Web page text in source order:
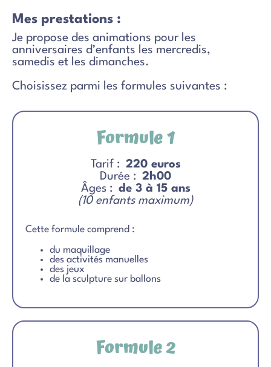
Mes prestations :
Je propose des animations pour les
anniversaires d’enfants les mercredis,
samedis et les dimanches.
Choisissez parmi les formules suivantes :
Formule 1
Tarif : 220 euros
Durée : 2h00
Âges : de 3 à 15 ans
(10 enfants maximum)
Cette formule comprend :
du maquillage
des activités manuelles
des jeux
de la sculpture sur ballons
Formule 2